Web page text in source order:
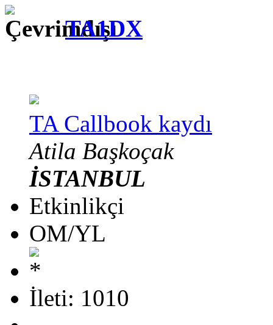
TA1DX
TA Callbook kaydı
Atila Başkoçak
İSTANBUL
Etkinlikçi
OM/YL
İleti: 1010